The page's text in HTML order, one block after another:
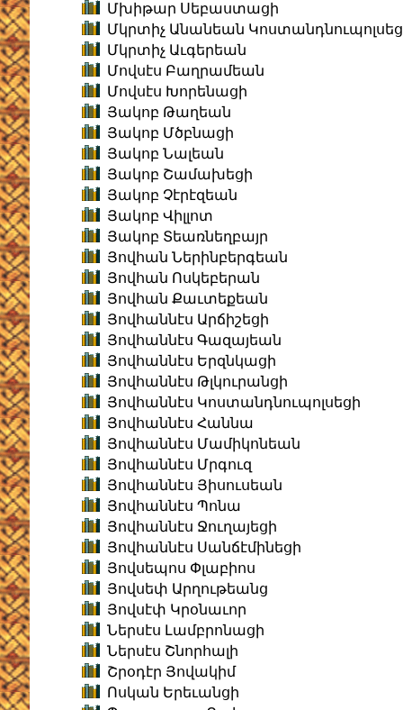
Մխիթար Սեբաստացի
Մկրտիչ Անանեան
Մկրտիչ Աւգերեան
Մովսէս Բաղրամեան
Մովսէս Խորենացի
Յակոբ Թաղեան
Յակոբ Մծբնացի
Յակոբ Նալեան
Յակոբ Շամախեցի
Յակոբ Չէրէզեան
Յակոբ Վիլլոտ
Յակոբ Տեառնեղբայր
Յովհան Ներինբերգեան
Յովհան Ոսկեբերան
Յովհան Քաւտեքեան
Յովհաննէս Արճիշեցի
Յովհաննէս Գազայեան
Յովհաննէս Երզնկացի
Յովհաննէս Թլկուրանցի
Յովհաննէս Կոստանդնուպոլսեցի
Յովհաննէս Հաննա
Յովհաննէս Մամիկոնեան
Յովհաննէս Մրգուզ
Յովհաննէս Յիսուսեան
Յովհաննէս Պոնա
Յովհաննէս Ջուղայեցի
Յովհաննէս Սանճէմինեցի
Յովսեպոս Փլաբիոս
Յովսեփ Արղութեանց
Յովսէփ Կրօնաւոր
Ներսէս Լամբրոնացի
Ներսէս Շնորհալի
Շրօդէր Յովակիմ
Ոսկան Երեւանցի